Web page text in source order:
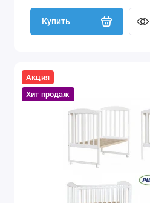
Купить
Акция
Хит продаж